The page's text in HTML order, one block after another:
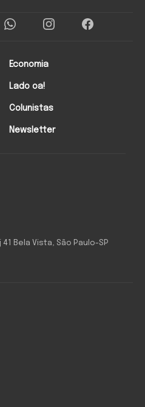
Bela Vista, São Paulo-SP
Economia
Lado oa!
Colunistas
Newsletter